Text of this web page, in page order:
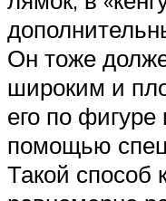
Он тоже
широким и
его по
помощью
Такой способ